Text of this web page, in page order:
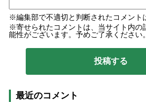
編集部で不適切と判断されたコメント
寄せられたコメントは、当サイト内の
能性がございます。予めご了承ください。
最近のコメント